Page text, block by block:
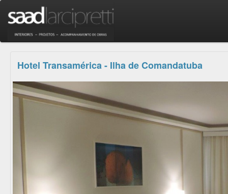
Hotel Transamérica - Ilha de Comandatuba